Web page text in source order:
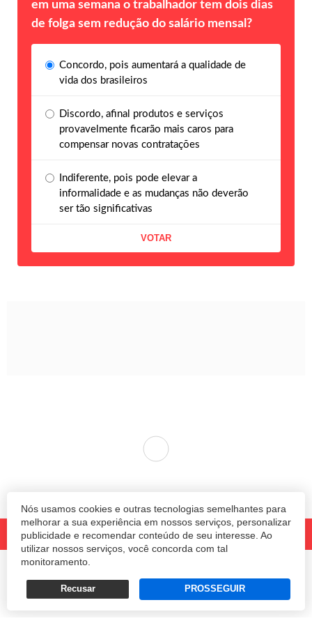
Nós usamos cookies e outras tecnologias semelhantes para
melhorar a sua experiência em nossos serviços, personalizar
publicidade e recomendar conteúdo de seu interesse. Ao
utilizar nossos serviços, você concorda com tal
monitoramento.
Recusar PROSSEGUIR
em uma semana o trabalhador tem dois dias
de folga sem redução do salário mensal?
Concordo, pois aumentará a qualidade de
vida dos brasileiros
Discordo, afinal produtos e serviços
provavelmente ficarão mais caros para
compensar novas contratações
Indiferente, pois pode elevar a
informalidade e as mudanças não deverão
ser tão significativas
Termos e Políticas de Uso Privacidade